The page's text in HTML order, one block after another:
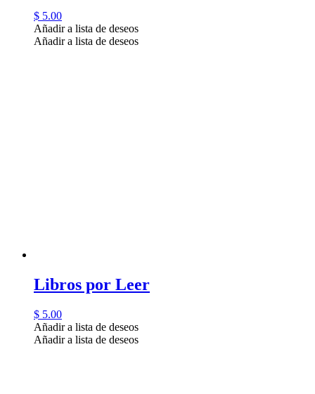
$ 5.00
Añadir a lista de deseos
Añadir a lista de deseos
Libros por Leer
$ 5.00
Añadir a lista de deseos
Añadir a lista de deseos